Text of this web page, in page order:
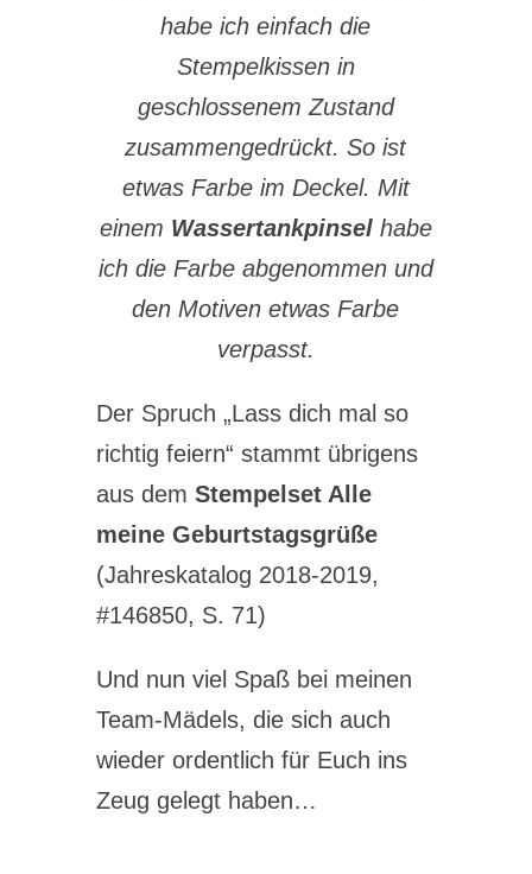
habe ich einfach die
Stempelkissen in
geschlossenem Zustand
zusammengedrückt. So ist
etwas Farbe im Deckel. Mit
einem Wassertankpinselhabe
ich die Farbe abgenommen und
den Motiven etwas Farbe
verpasst.
Der Spruch „Lass dich mal so
richtig feiern“ stammt übrigens
aus dem Stempelset Alle
meine Geburtstagsgrüße
(Jahreskatalog 2018-2019,
#146850, S. 71)
Und nun viel Spaß bei meinen
Team-Mädels, die sich auch
wieder ordentlich für Euch ins
Zeug gelegt haben…